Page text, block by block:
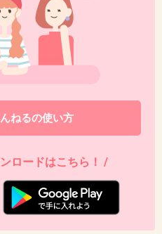
ねるの使い方
ロードはこちら！ /